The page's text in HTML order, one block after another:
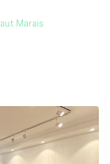
Marais